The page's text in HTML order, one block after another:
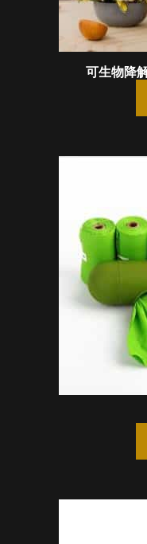
可生物降